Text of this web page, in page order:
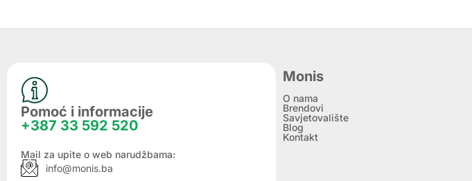
Pomoć i informacije
+387 33 592 520
Mail za upite o web narudžbama:
info@monis.ba
Monis
O nama
Brendovi
Savjetovalište
Blog
Kontakt